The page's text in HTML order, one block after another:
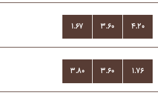
۱.۶۷ ۳.۶۰ ۴.۲۰
۳.۸۰ ۳.۶۰ ۱.۷۶